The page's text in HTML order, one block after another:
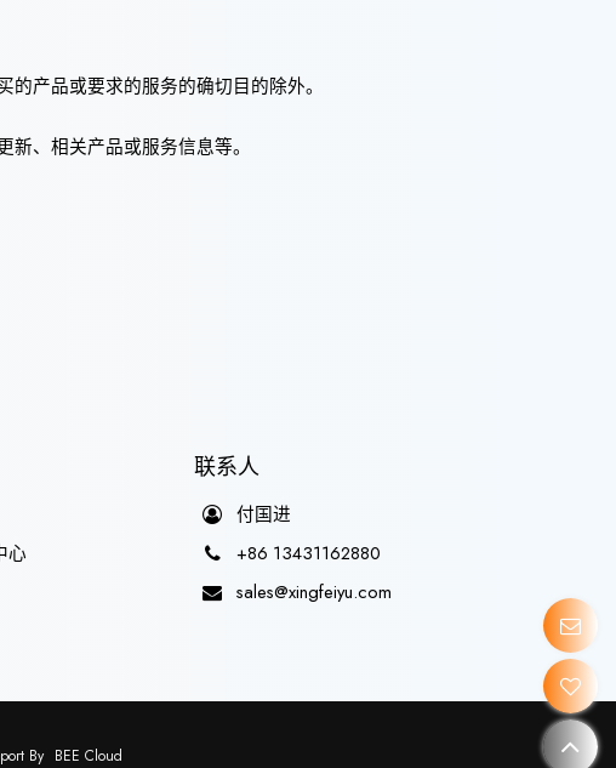
产品或要求的服务的确切目的除外。
、相关产品或服务信息等。
心
联系人
付国进
+86 13431162880
sales@xingfeiyu.com
By BEE Cloud